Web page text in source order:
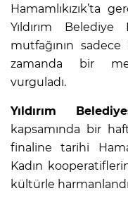
Hamamlıkızık’ta
Yıldırım
mutfağının
zamanda bir
vurguladı.
Yıldırım
kapsamında bir
finaline tarihi
Kadın
kültürle